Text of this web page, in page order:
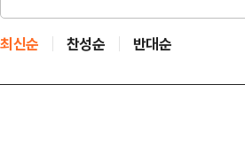
최신순 찬성순 반대순